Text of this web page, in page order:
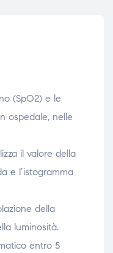
(SpO2) e le
ospedale, nelle
il valore della
e l’istogramma
della
luminosità.
entro 5